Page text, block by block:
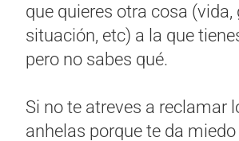
que quieres otra cosa (vida,
situación, etc) a la que
pero no sabes qué.
Si no te atreves a reclamar
anhelas porque te da miedo